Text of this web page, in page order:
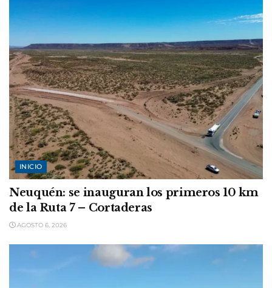
INICIO
Neuquén: se inauguran los primeros 10 km
de la Ruta 7 – Cortaderas
AGOSTO 6, 2026